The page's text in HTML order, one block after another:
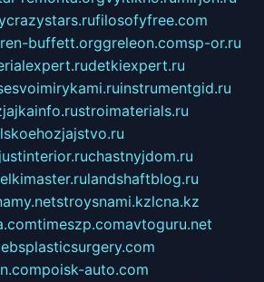
filosofyfree.com
buffett.orggreleon.comsp-or.ru
detkiexpert.ru
instrumentgid.ru
stroimaterials.ru
justinterior.ruchastnyjdom.ru
landshaftblog.ru
stroysnami.kzlcna.kz
timeszp.comavtoguru.net
poisk-auto.com